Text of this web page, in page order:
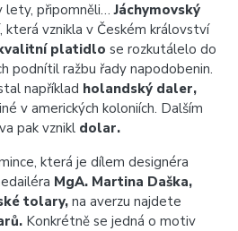
lety, připomněli…Jáchymovský
která vznikla v Českém království
platidlo se rozkutálelo do
podnítil ražbu řady napodobenin.
například holandský daler,
v amerických koloniích. Dalším
pak vznikl dolar.
která je dílem designéra
MgA. Martina Daška,
tolary, na averzu najdete
Konkrétně se jedná o motiv